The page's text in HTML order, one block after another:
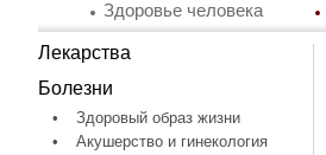
Здоровье человека
Лекарства
Болезни
•
Здоровый образ жизни
•
Акушерство и гинекология